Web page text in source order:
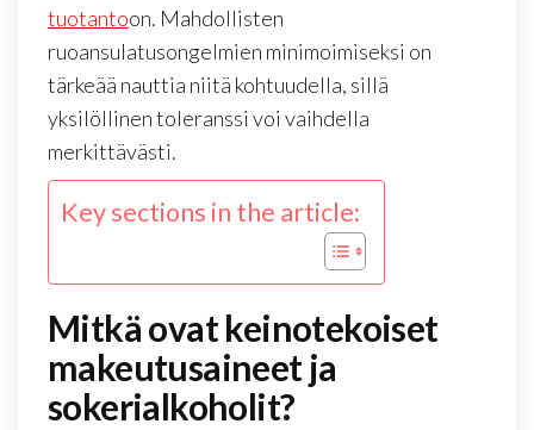
tuotantoon. Mahdollisten
ruoansulatusongelmien minimoimiseksi on
tärkeää nauttia niitä kohtuudella, sillä
yksilöllinen toleranssi voi vaihdella
merkittävästi.
Key sections in the article:
Mitkä ovat keinotekoiset
makeutusaineet ja
sokerialkoholit?